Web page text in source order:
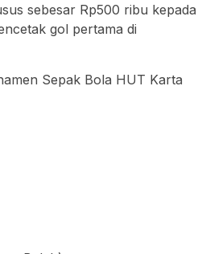
sebesar Rp500 ribu kepada
gol pertama di
Sepak Bola HUT Karta